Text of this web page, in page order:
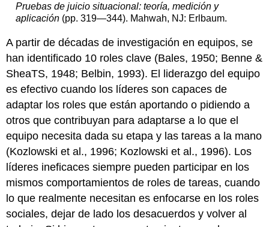
Pruebas de juicio situacional: teoría, medición y
aplicación(pp. 319—344). Mahwah, NJ: Erlbaum.
A partir de décadas de investigación en equipos, se
han identificado 10 roles clave (Bales, 1950; Benne &
SheaTS, 1948; Belbin, 1993). El liderazgo del equipo
es efectivo cuando los líderes son capaces de
adaptar los roles que están aportando o pidiendo a
otros que contribuyan para adaptarse a lo que el
equipo necesita dada su etapa y las tareas a la mano
(Kozlowski et al., 1996; Kozlowski et al., 1996). Los
líderes ineficaces siempre pueden participar en los
mismos comportamientos de roles de tareas, cuando
lo que realmente necesitan es enfocarse en los roles
sociales, dejar de lado los desacuerdos y volver al